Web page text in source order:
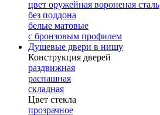
цвет оружейная вороненая сталь
без поддона
белые матовые
с бронзовым профилем
Душевые двери в нишу
Конструкция дверей
раздвижная
распашная
складная
Цвет стекла
прозрачное